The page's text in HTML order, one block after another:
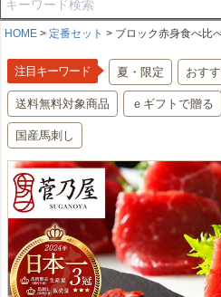
HOME 定番セット ブロック赤身食べ比
注目キーワード 夏・限定 おす
送料無料対象商品 ｅギフトで贈る
国産馬刺し